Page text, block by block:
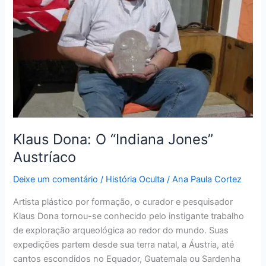
Klaus Dona: O “Indiana Jones”
Austríaco
Deixe um comentário / História Oculta /Ana Paula Cortez
Artista plástico por formação, o curador e pesquisador
Klaus Dona tornou-se conhecido pelo instigante trabalho
de exploração arqueológica ao redor do mundo. Suas
expedições partem desde sua terra natal, a Áustria, até
cantos escondidos no Equador, Guatemala ou Sardenha
Austríaco